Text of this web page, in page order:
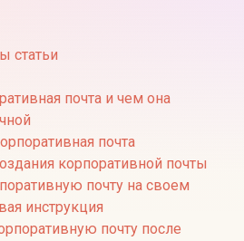
статьи
почта и чем она
почта
корпоративной почты
почту на своем
инструкция
почту после